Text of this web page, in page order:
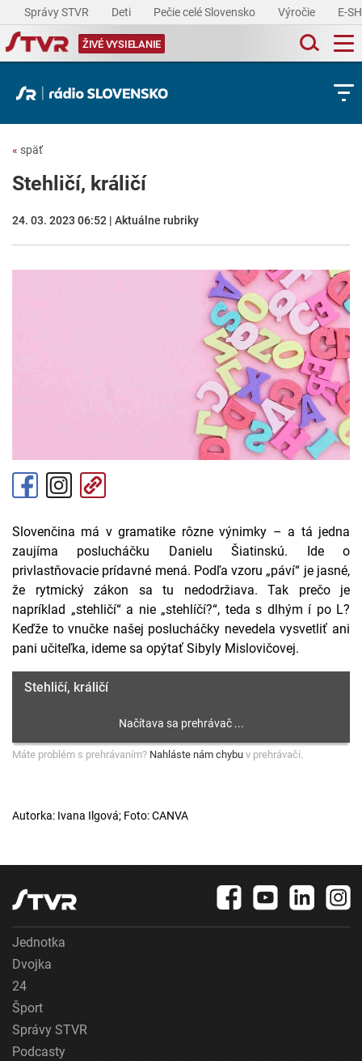
Správy STVR Deti Pečie celé Slovensko Výročie E-
ŽIVÉ VYSIELANIE
« späť
Stehličí, králičí
24. 03. 2023 06:52 | Aktuálne rubriky
Slovenčina má v gramatike rôzne výnimky – a tá jedna
zaujíma poslucháčku Danielu Šiatinskú. Ide o
privlastňovacie prídavné mená. Podľa vzoru „páví“ je jasné,
že rytmický zákon sa tu nedodržiava. Tak prečo je
napríklad „stehličí“ a nie „stehlíčí?“, teda s dlhým í po L?
Keďže to vnučke našej poslucháčky nevedela vysvetliť ani
pani učiteľka, ideme sa opýtať Sibyly Mislovičovej.
Stehličí, králičí
Máte problém s prehrávaním? Nahláste nám chybu v prehrávači.
Autorka: Ivana Ilgová; Foto: CANVA
Jednotka
Dvojka
24
Šport
Správy STVR
Podcasty